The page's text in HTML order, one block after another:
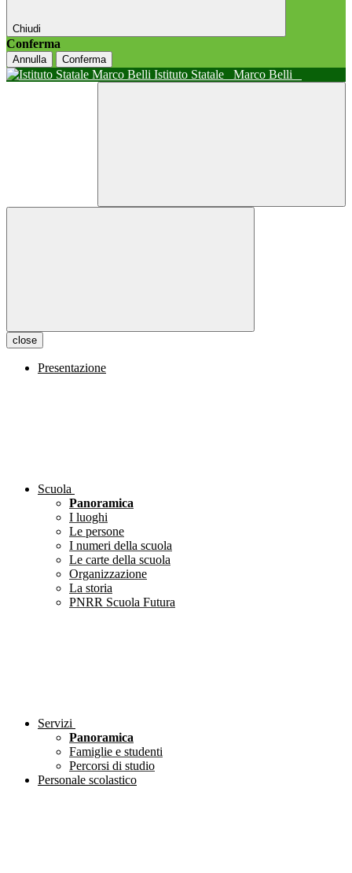
Chiudi
Conferma
Annulla Conferma
Istituto Statale Marco Belli
close
Presentazione
Scuola
Panoramica
I luoghi
Le persone
I numeri della scuola
Le carte della scuola
Organizzazione
La storia
PNRR Scuola Futura
Servizi
Panoramica
Famiglie e studenti
Percorsi di studio
Personale scolastico